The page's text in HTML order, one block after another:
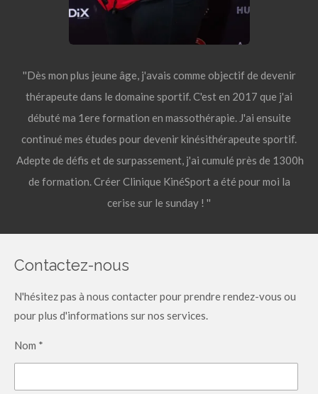
''Dès mon plus jeune âge, j'avais comme objectif de devenir
thérapeute dans le domaine sportif. C'est en 2017 que j'ai
débuté ma 1ere formation en massothérapie. J'ai ensuite
continué mes études pour devenir kinésithérapeute sportif.
Adepte de défis et de surpassement, j'ai cumulé près de 1300h
de formation. Créer Clinique KinéSport a été pour moi la
cerise sur le sunday ! ''
Contactez-nous
N'hésitez pas à nous contacter pour prendre rendez-vous ou
pour plus d'informations sur nos services.
Nom *